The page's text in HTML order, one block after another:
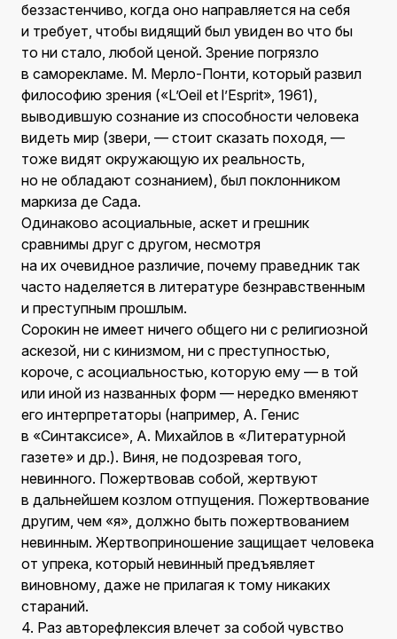
беззастенчиво, когда оно направляется на себя
и требует, чтобы видящий был увиден во что бы
то ни стало, любой ценой. Зрение погрязло
в саморекламе. М. Мерло-Понти, который развил
философию зрения («L’Oeil et l’Esprit», 1961),
выводившую сознание из способности человека
видеть мир (звери, — стоит сказать походя, —
тоже видят окружающую их реальность,
но не обладают сознанием), был поклонником
маркиза де Сада.
Одинаково асоциальные, аскет и грешник
сравнимы друг с другом, несмотря
на их очевидное различие, почему праведник так
часто наделяется в литературе безнравственным
и преступным прошлым.
Сорокин не имеет ничего общего ни с религиозной
аскезой, ни с кинизмом, ни с преступностью,
короче, с асоциальностью, которую ему — в той
или иной из названных форм — нередко вменяют
его интерпретаторы (например, А. Генис
в «Синтаксисе», А. Михайлов в «Литературной
газете» и др.). Виня, не подозревая того,
невинного. Пожертвовав собой, жертвуют
в дальнейшем козлом отпущения. Пожертвование
другим, чем «я», должно быть пожертвованием
невинным. Жертвоприношение защищает человека
от упрека, который невинный предъявляет
виновному, даже не прилагая к тому никаких
стараний.
4. Раз авторефлексия влечет за собой чувство